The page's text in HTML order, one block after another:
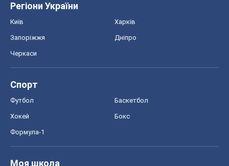
Регіони України
Київ Харків
Запоріжжя Дніпро
Черкаси
Спорт
Футбол Баскетбол
Хокей Бокс
Формула-1
Моя школа